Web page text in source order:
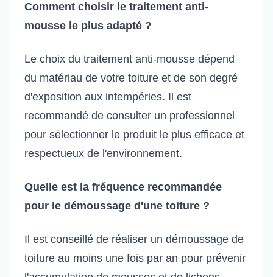
Comment choisir le traitement anti-
mousse le plus adapté ?
Le choix du traitement anti-mousse dépend
du matériau de votre toiture et de son degré
d'exposition aux intempéries. Il est
recommandé de consulter un professionnel
pour sélectionner le produit le plus efficace et
respectueux de l'environnement.
Quelle est la fréquence recommandée
pour le démoussage d'une toiture ?
Il est conseillé de réaliser un démoussage de
toiture au moins une fois par an pour prévenir